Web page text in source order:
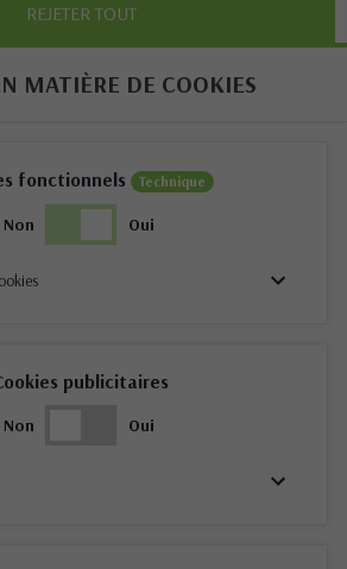
REJETER TOUT
MATIÈRE DE COOKIES
fonctionnels Technique
Non Oui
publicitaires
Non Oui